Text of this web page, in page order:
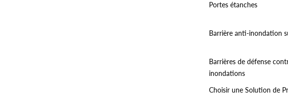
Portes étanches
Barrière anti-inondation
Barrières de défense
inondations
Choisir une Solution de